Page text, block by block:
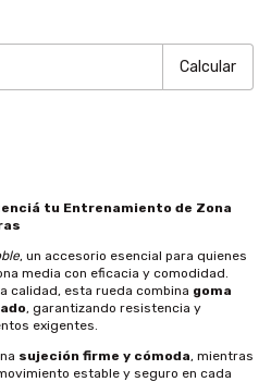
Calcular
tu Entrenamiento de Zona
, un accesorio esencial para quienes
media con eficacia y comodidad.
calidad, esta rueda combina goma
, garantizando resistencia y
exigentes.
sujeción firme y cómoda, mientras
estable y seguro en cada